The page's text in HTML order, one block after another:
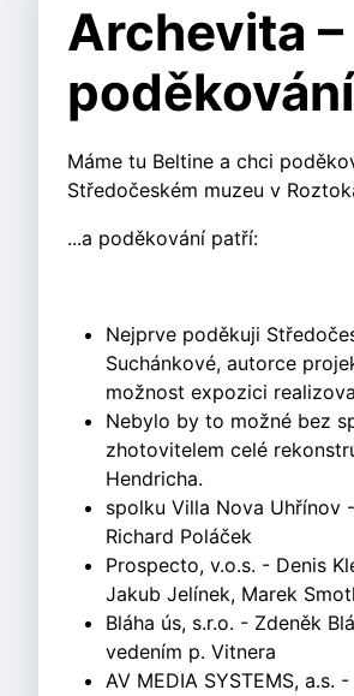
Archevita
Máme tu Beltine a chci
Středočeském muzeu v
...a poděkování patří:
Nejprve poděkuji
Suchánkové, autorce
možnost expozici
Nebylo by to možné bez
zhotovitelem celé
Hendricha.
spolku Villa Nova Uhřínov
Richard Poláček
Prospecto, v.o.s. - Denis
Jakub Jelínek, Marek
Bláha ús, s.r.o. - Zdeněk
vedením p. Vitnera
AV MEDIA SYSTEMS,